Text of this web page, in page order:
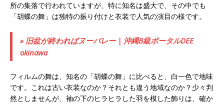
所の集落で行われていますが、特に知名は盛大で、その中でも
「胡蝶の舞」は独特の振り付けと衣装で人気の演目の様です。
» 旧盆が終わればヌーバレー | 沖縄B級ポータルDEE
okinawa
フィルムの舞は、知名の「胡蝶の舞」に比べると、白一色で地味
です。これは古い衣装なのか？それとも違う地域なのか？少々判
然としませんが、袖の下のヒラヒラした羽を模した飾りは、確か